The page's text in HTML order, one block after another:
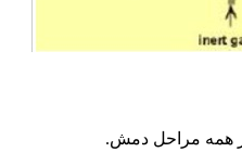
همه مراحل دمش.